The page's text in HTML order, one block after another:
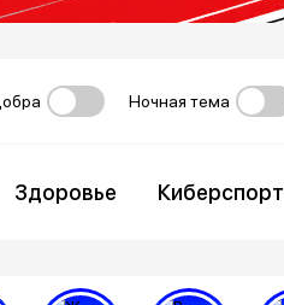
Ночная тема
Здоровье Киберспорт